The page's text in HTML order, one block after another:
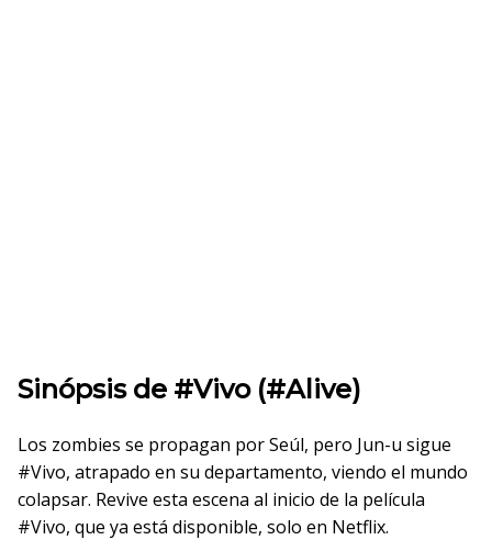
Sinópsis de #Vivo (#Alive)
Los zombies se propagan por Seúl, pero Jun-u sigue
#Vivo, atrapado en su departamento, viendo el mundo
colapsar. Revive esta escena al inicio de la película
#Vivo, que ya está disponible, solo en Netflix.